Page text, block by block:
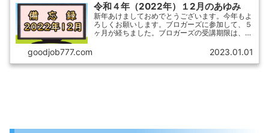
令和４年（2022年）１2月のあゆみ
新年あけましておめでとうございます。今年もよ
ろしくお願いします。ブロガーズに参加して、５
ヶ月が経ちました。ブロガーズの受講期限は、半
えは立派にできましたが、相変わらず筆（キータ
goodjob777.com 2023.01.01